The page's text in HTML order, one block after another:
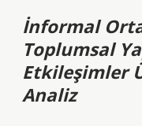
İnformal
Toplumsal
Etkileşimler
Analiz